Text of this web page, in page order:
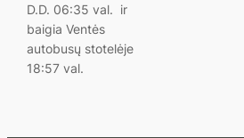
D.D. 06:35 val. ir
baigia Ventės
autobusų stotelėje
18:57 val.